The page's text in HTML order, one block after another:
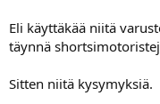
Eli käyttäkää niitä
täynnä
Sitten niitä kysymyksiä.